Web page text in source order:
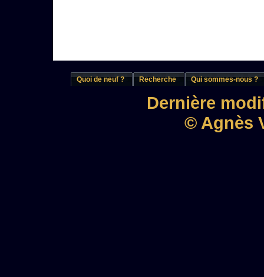
Quoi de neuf ? Recherche Qui sommes-nous ?
Dernière
© Agnès